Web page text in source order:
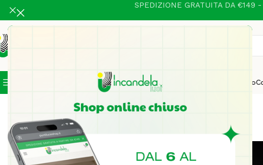
SPEDIZIONE GRATUITA DA €149 -
In Vetrina Esterno
Vivida VOD 82_10 DG Parete Garden 1 luce E.27
SOLD OUT